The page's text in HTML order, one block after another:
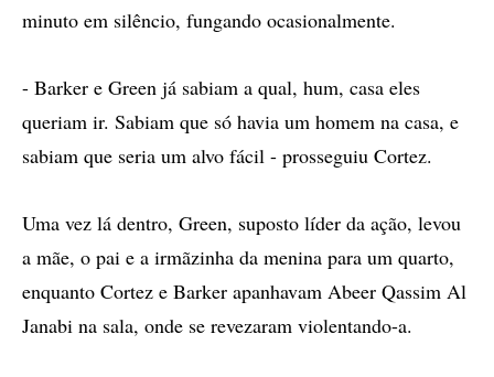
minuto em silêncio, fungando ocasionalmente.
- Barker e Green já sabiam a qual, hum, casa eles
queriam ir. Sabiam que só havia um homem na casa, e
sabiam que seria um alvo fácil - prosseguiu Cortez.
Uma vez lá dentro, Green, suposto líder da ação, levou
a mãe, o pai e a irmãzinha da menina para um quarto,
enquanto Cortez e Barker apanhavam Abeer Qassim Al
Janabi na sala, onde se revezaram violentando-a.